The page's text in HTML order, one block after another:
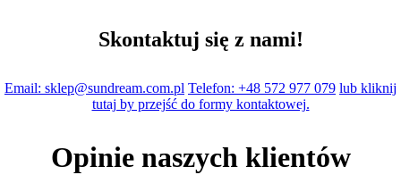
Skontaktuj się z nami!
Email: sklep@sundream.com.pl Telefon: +48 572 977 079 lub kliknij
tutaj by przejść do formy kontaktowej.
Opinie naszych klientów